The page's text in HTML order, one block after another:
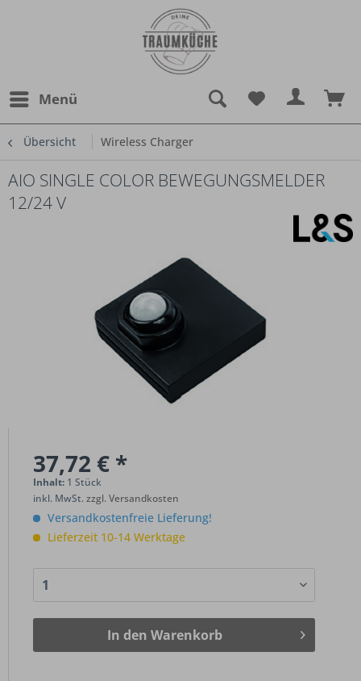
Menü
Übersicht Wireless Charger
AIO SINGLE COLOR BEWEGUNGSMELDER
12/24 V
37,72 € *
Inhalt: 1 Stück
inkl. MwSt.zzgl. Versandkosten
Versandkostenfreie Lieferung!
Lieferzeit 10-14 Werktage
In den Warenkorb